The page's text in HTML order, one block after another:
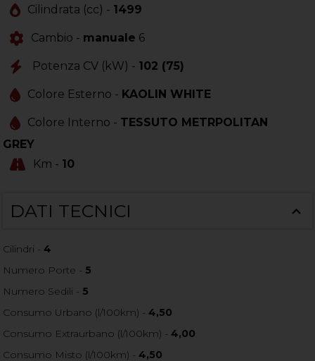
Cilindrata (cc) - 1499
Cambio - manuale 6
Potenza CV (kW) - 102 (75)
Colore Esterno - KAOLIN WHITE
Colore Interno - TESSUTO METRPOLITAN
GREY
Km - 10
DATI TECNICI
Cilindri -4
Numero Porte - 5
Numero Sedili - 5
Consumo Urbano (l/100km) -4,50
Consumo Extraurbano (l/100km) -4,00
Consumo Misto (l/100km) -4,50